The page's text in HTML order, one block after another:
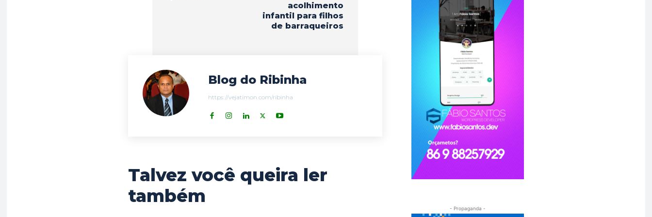
acolhimento
infantil para filhos
de barraqueiros
Blog do Ribinha
https://vejatimon.com/ribinha
Talvez você queira ler
também
- Propaganda -